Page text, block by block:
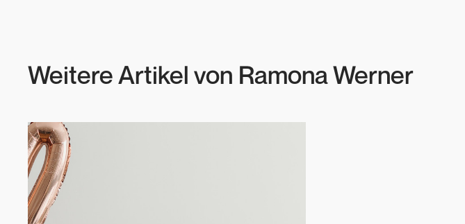
Weitere Artikel von Ramona Werner